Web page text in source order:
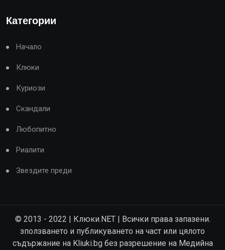
Категории
Начало
Клюки
Куриози
Скандали
Любопитно
Риалити
Звездите преди
© 2013 - 2022 | Клюки.NET | Всички права запазени.
зползването и публикуването на част или цялото
съдържание на Kliuki.bg без разрешение на Медийна